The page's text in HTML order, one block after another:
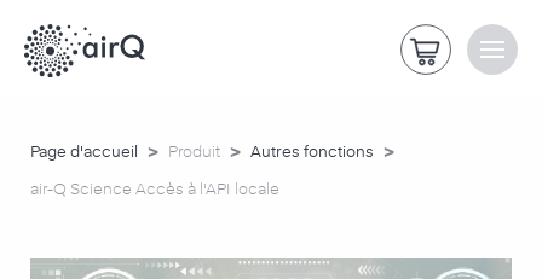
Page d'accueil > Produit > Autres fonctions >
air-Q Science Accès à l'API locale